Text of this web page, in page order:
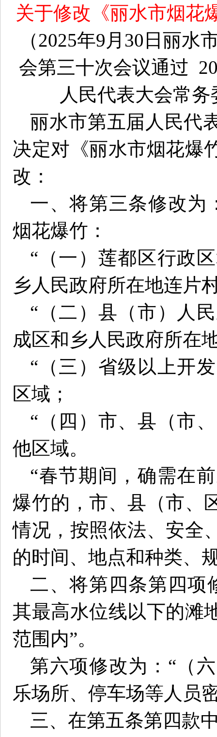
关于修改《丽水市烟花
（2025年9月30日丽
会第三十次会议通过
人民代表大会常
丽水市第五届人民代
决定对《丽水市烟花爆
改：
一、将第三条修改为
烟花爆竹：
“（一）莲都区行政
乡人民政府所在地连片
“（二）县（市）人
成区和乡人民政府所在
“（三）省级以上开
区域；
“（四）市、县（市
他区域。
“春节期间，确需在
爆竹的，市、县（市、
情况，按照依法、安全
的时间、地点和种类、
二、将第四条第四项
其最高水位线以下的滩
范围内”。
第六项修改为：“（
乐场所、停车场等人员
三、在第五条第四款